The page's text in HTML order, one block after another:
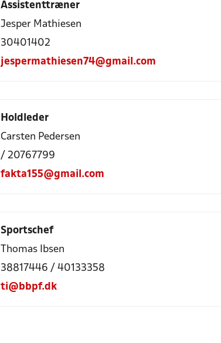
Assistenttræner
Jesper Mathiesen
30401402
jespermathiesen74@gmail.com
Holdleder
Carsten Pedersen
/ 20767799
fakta155@gmail.com
Sportschef
Thomas Ibsen
38817446 / 40133358
ti@bbpf.dk